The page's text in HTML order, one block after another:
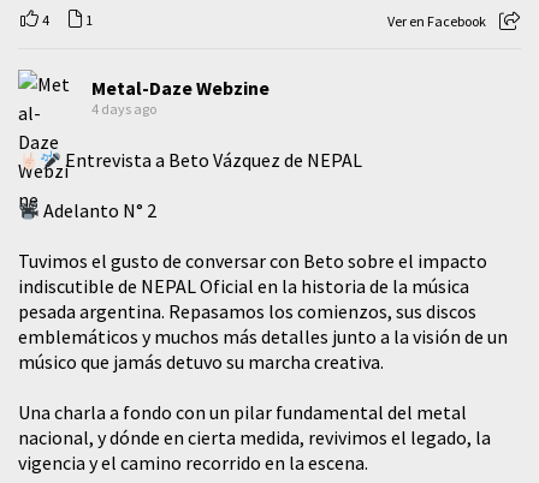
4 1 Ver en Facebook
Metal-Daze Webzine
4 days ago
Entrevista a Beto Vázquez de NEPAL
Adelanto N° 2
Tuvimos el gusto de conversar con Beto sobre el impacto
indiscutible de NEPAL Oficial en la historia de la música
pesada argentina. Repasamos los comienzos, sus discos
emblemáticos y muchos más detalles junto a la visión de un
músico que jamás detuvo su marcha creativa.
​Una charla a fondo con un pilar fundamental del metal
nacional, y dónde en cierta medida, revivimos el legado, la
vigencia y el camino recorrido en la escena.